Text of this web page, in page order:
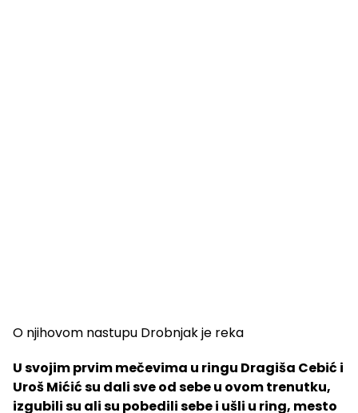
O njihovom nastupu Drobnjak je reka
U svojim prvim mečevima u ringu Dragiša Cebić i
Uroš Mićić su dali sve od sebe u ovom trenutku,
izgubili su ali su pobedili sebe i ušli u ring, mesto